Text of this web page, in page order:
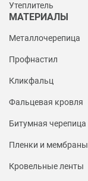
Утеплитель
МАТЕРИАЛЫ
Металлочерепица
Профнастил
Кликфальц
Фальцевая кровля
Битумная черепица
Пленки и мембраны
Кровельные ленты